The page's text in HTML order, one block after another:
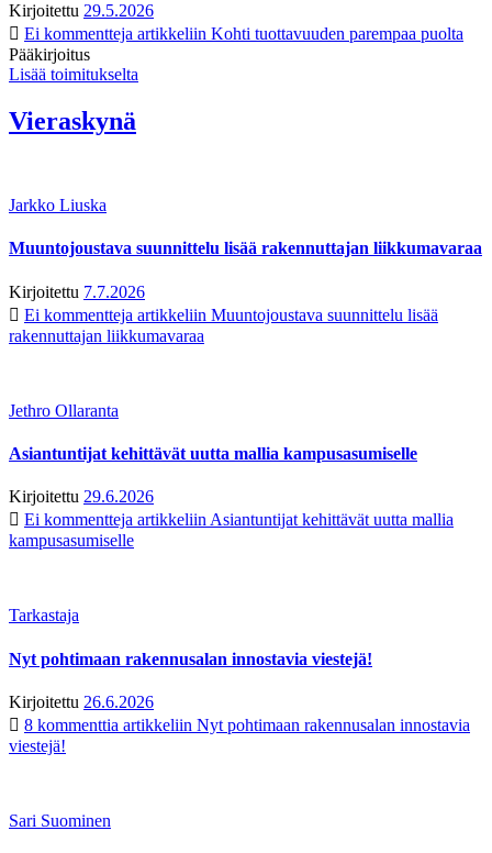
Kirjoitettu 29.5.2026
Ei kommentteja artikkeliin Kohti tuottavuuden parempaa puolta
Pääkirjoitus
Lisää toimitukselta
Vieraskynä
Jarkko Liuska
Muuntojoustava suunnittelu lisää rakennuttajan liikkumavaraa
Kirjoitettu 7.7.2026
Ei kommentteja artikkeliin Muuntojoustava suunnittelu lisää
rakennuttajan liikkumavaraa
Jethro Ollaranta
Asiantuntijat kehittävät uutta mallia kampusasumiselle
Kirjoitettu 29.6.2026
Ei kommentteja artikkeliin Asiantuntijat kehittävät uutta mallia
kampusasumiselle
Tarkastaja
Nyt pohtimaan rakennusalan innostavia viestejä!
Kirjoitettu 26.6.2026
8 kommenttia artikkeliin Nyt pohtimaan rakennusalan innostavia
viestejä!
Sari Suominen